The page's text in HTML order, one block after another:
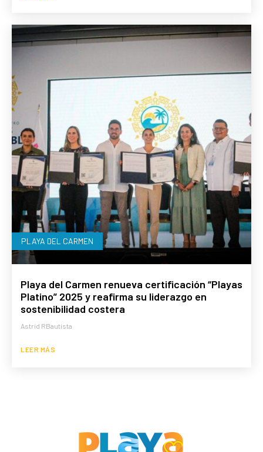
PLAYA DEL CARMEN
Playa del Carmen renueva certificación “Playas
Platino” 2025 y reafirma su liderazgo en
sostenibilidad costera
Astrid RBautista
LEER MÁS